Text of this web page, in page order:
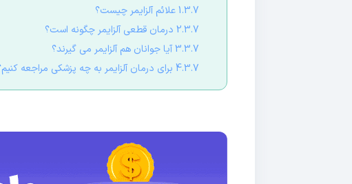
1.3.7 علائم آلزایمر چیست؟
2.3.7 درمان قطعی آلزایمر چگونه است؟
3.3.7 آیا جوانان هم آلزایمر می گیرند؟
4.3.7 برای درمان آلزایمر به چه پزشکی مراجعه کنیم؟